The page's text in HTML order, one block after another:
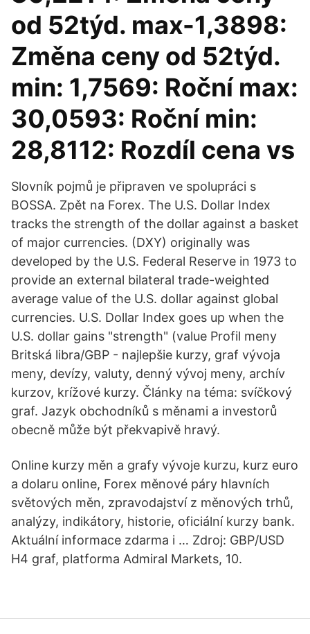
od 52týd. max-1,3898:
Změna ceny od 52týd.
min: 1,7569: Roční max:
30,0593: Roční min:
28,8112: Rozdíl cena vs
Slovník pojmů je připraven ve spolupráci s
BOSSA. Zpět na Forex. The U.S. Dollar Index
tracks the strength of the dollar against a basket
of major currencies. (DXY) originally was
developed by the U.S. Federal Reserve in 1973 to
provide an external bilateral trade-weighted
average value of the U.S. dollar against global
currencies. U.S. Dollar Index goes up when the
U.S. dollar gains "strength" (value Profil meny
Britská libra/GBP - najlepšie kurzy, graf vývoja
meny, devízy, valuty, denný vývoj meny, archív
kurzov, krížové kurzy. Články na téma: svíčkový
graf. Jazyk obchodníků s měnami a investorů
obecně může být překvapivě hravý.
Online kurzy měn a grafy vývoje kurzu, kurz euro
a dolaru online, Forex měnové páry hlavních
světových měn, zpravodajství z měnových trhů,
analýzy, indikátory, historie, oficiální kurzy bank.
Aktuální informace zdarma i … Zdroj: GBP/USD
H4 graf, platforma Admiral Markets, 10.